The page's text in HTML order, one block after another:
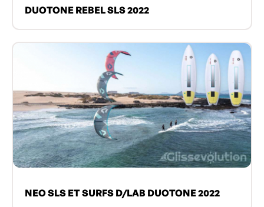
DUOTONE REBEL SLS 2022
NEO SLS ET SURFS D/LAB DUOTONE 2022